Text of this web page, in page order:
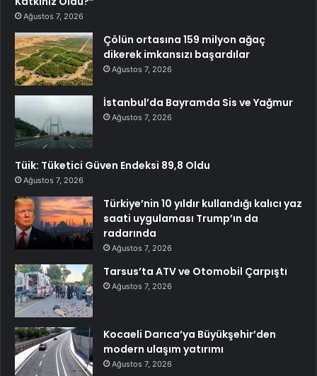
Ağustos 7, 2026
Çölün ortasına 159 milyon ağaç
dikerek imkansızı başardılar
Ağustos 7, 2026
İstanbul’da Bayramda Sis ve Yağmur
Ağustos 7, 2026
Tüik: Tüketici Güven Endeksi 89,8 Oldu
Ağustos 7, 2026
Türkiye’nin 10 yıldır kullandığı kalıcı yaz
saati uygulaması Trump’ın da
radarında
Ağustos 7, 2026
Tarsus’ta ATV ve Otomobil Çarpıştı
Ağustos 7, 2026
Kocaeli Darıca’ya Büyükşehir’den
modern ulaşım yatırımı
Ağustos 7, 2026